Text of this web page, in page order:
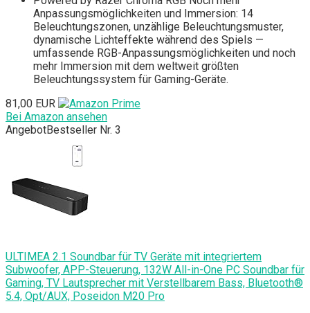
Anpassungsmöglichkeiten und Immersion: 14
Beleuchtungszonen, unzählige Beleuchtungsmuster,
dynamische Lichteffekte während des Spiels —
umfassende RGB-Anpassungsmöglichkeiten und noch
mehr Immersion mit dem weltweit größten
Beleuchtungssystem für Gaming-Geräte.
81,00 EUR
Bei Amazon ansehen
AngebotBestseller Nr. 3
ULTIMEA 2.1 Soundbar für TV Geräte mit integriertem
Subwoofer, APP-Steuerung, 132W All-in-One PC Soundbar für
Gaming, TV Lautsprecher mit Verstellbarem Bass, Bluetooth®
5.4, Opt/AUX, Poseidon M20 Pro